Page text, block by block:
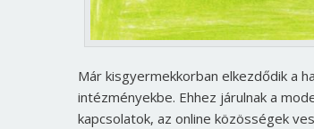
Már kisgyermekkorban elkezdődik a
intézményekbe. Ehhez járulnak a
kapcsolatok, az online közösségek